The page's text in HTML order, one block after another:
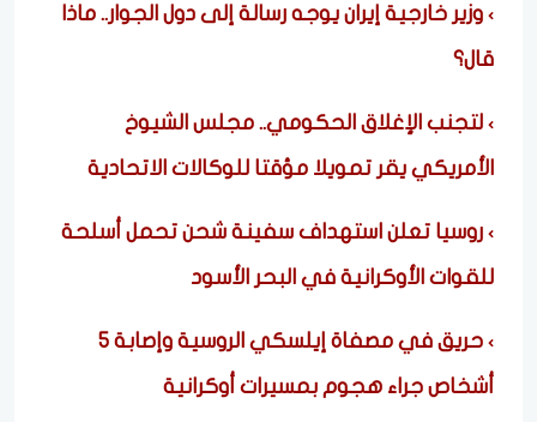
وزير خارجية إيران يوجه رسالة إلى دول الجوار.. ماذا
قال؟
لتجنب الإغلاق الحكومي.. مجلس الشيوخ
الأمريكي يقر تمويلا مؤقتا للوكالات الاتحادية
روسيا تعلن استهداف سفينة شحن تحمل أسلحة
للقوات الأوكرانية في البحر الأسود
حريق في مصفاة إيلسكي الروسية وإصابة 5
أشخاص جراء هجوم بمسيرات أوكرانية